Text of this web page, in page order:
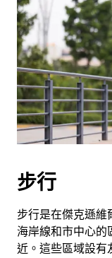
步行
步行是在傑克遜維
海岸線和市中心的
近。這些區域設有